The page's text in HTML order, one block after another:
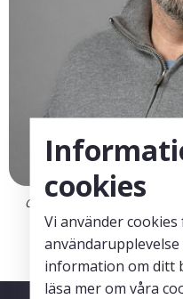
Christian Gasser
cookies
Vi använder
information om ditt
läsa mer om våra